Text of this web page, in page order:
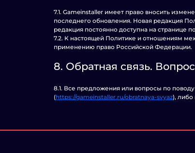
7.1. Gameinstaller имеет право вносить
последнего обновления. Новая редакция
редакция постоянно доступна на странице
7.2. К настоящей Политике и отношениям
применению право Российской Федерации.
8. Обратная связь.
8.1. Все предложения или вопросы по
(https://gameinstaller.ru/obratnaya-svyaz), либо